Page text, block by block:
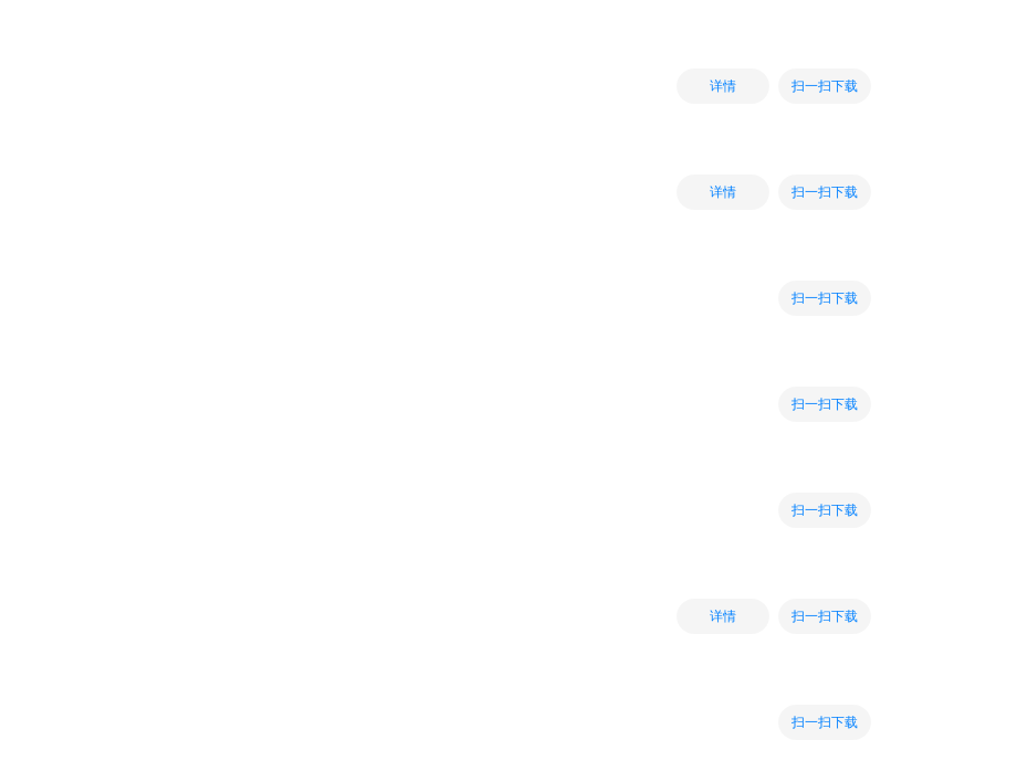
详情 扫一扫下载
详情 扫一扫下载
扫一扫下载
扫一扫下载
扫一扫下载
详情 扫一扫下载
扫一扫下载